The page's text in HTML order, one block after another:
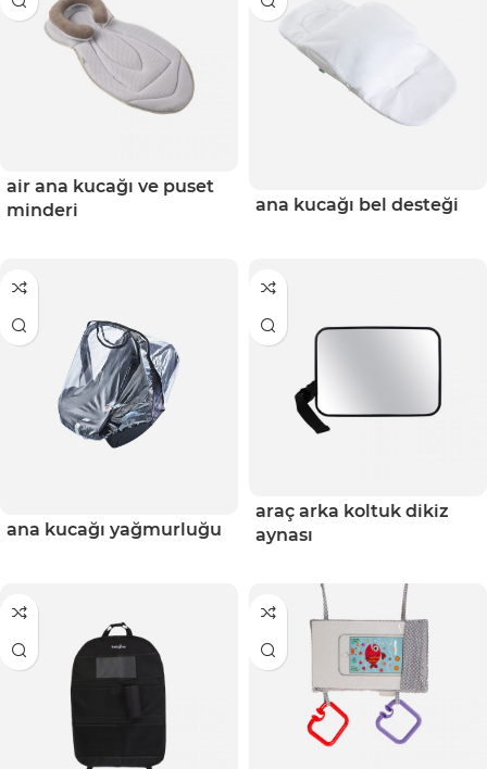
air ana kucağı ve puset
minderi
ana kucağı bel desteği
ana kucağı yağmurluğu
araç arka koltuk dikiz
aynası